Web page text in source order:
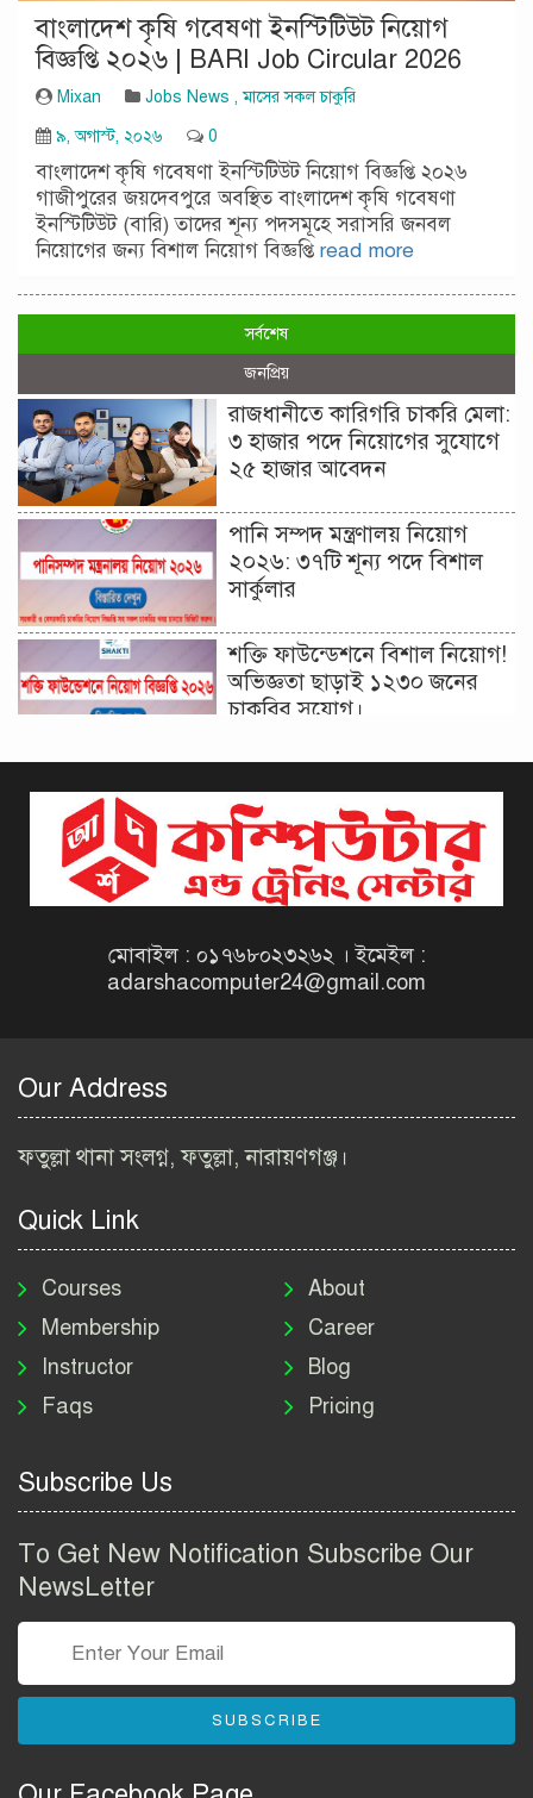
বাংলাদেশ কৃষি গবেষণা ইনস্টিটিউট নিয়োগ
বিজ্ঞপ্তি ২০২৬ | BARI Job Circular 2026
Mixan Jobs News ,মাসের সকল চাকুরি
৯, অগাস্ট, ২০২৬
0
বাংলাদেশ কৃষি গবেষণা ইনস্টিটিউট নিয়োগ বিজ্ঞপ্তি ২০২৬
গাজীপুরের জয়দেবপুরে অবস্থিত বাংলাদেশ কৃষি গবেষণা
ইনস্টিটিউট (বারি) তাদের শূন্য পদসমূহে সরাসরি জনবল
নিয়োগের জন্য বিশাল নিয়োগ বিজ্ঞপ্তি read more
সর্বশেষ
জনপ্রিয়
রাজধানীতে কারিগরি চাকরি মেলা:
৩ হাজার পদে নিয়োগের সুযোগে
২৫ হাজার আবেদন
পানি সম্পদ মন্ত্রণালয় নিয়োগ
২০২৬: ৩৭টি শূন্য পদে বিশাল
সার্কুলার
শক্তি ফাউন্ডেশনে বিশাল নিয়োগ!
অভিজ্ঞতা ছাড়াই ১২৩০ জনের
চাকরির সুযোগ।
বিজ্ঞপ্তি ২০২৬ | Taxes Zone
Dinajpur Job Circular 2026
বেসরকারি সংস্থা সেতু (SETU)
Job Circular 2026
২০২৬ | BIWTA Job Circular
নিয়োগ বিজ্ঞপ্তি ২০২৬ | DNC
Job Circular 2026
পাসপোর্ট করতে কি কি লাগে
২০২৬ | ই-পাসপোর্ট আবেদন ও
Group Job Circular 2026
তথ্য অধিদপ্তর নিয়োগ বিজ্ঞপ্তি
বাংলাদেশ পুলিশ এএসআই
মোবাইল : ০১৭৬৮০২৩২৬২ । ইমেইল :
adarshacomputer24@gmail.com
Our Address
ফতুল্লা থানা সংলগ্ন, ফতুল্লা, নারায়ণগঞ্জ।
Quick Link
Courses
Membership
Instructor
Faqs
About
Career
Blog
Pricing
Subscribe Us
To Get New Notification Subscribe Our
NewsLetter
SUBSCRIBE